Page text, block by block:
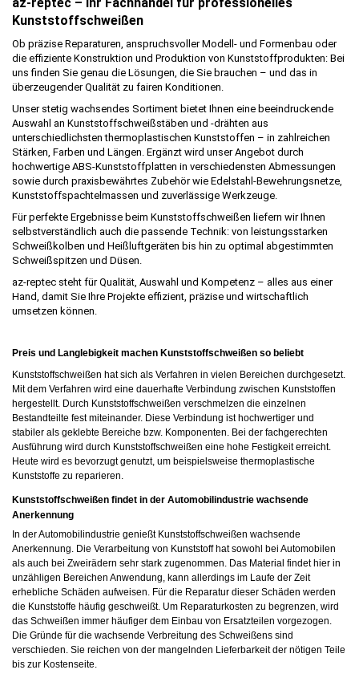
Kunststoffschweißen
Ob präzise Reparaturen, anspruchsvoller Modell- und Formenbau oder
die effiziente Konstruktion und Produktion von Kunststoffprodukten: Bei
uns finden Sie genau die Lösungen, die Sie brauchen – und das in
überzeugender Qualität zu fairen Konditionen.
Unser stetig wachsendes Sortiment bietet Ihnen eine beeindruckende
Auswahl an Kunststoffschweißstäben und -drähten aus
unterschiedlichsten thermoplastischen Kunststoffen – in zahlreichen
Stärken, Farben und Längen. Ergänzt wird unser Angebot durch
hochwertige ABS-Kunststoffplatten in verschiedensten Abmessungen
sowie durch praxisbewährtes Zubehör wie Edelstahl-Bewehrungsnetze,
Kunststoffspachtelmassen und zuverlässige Werkzeuge.
Für perfekte Ergebnisse beim Kunststoffschweißen liefern wir Ihnen
selbstverständlich auch die passende Technik: von leistungsstarken
Schweißkolben und Heißluftgeräten bis hin zu optimal abgestimmten
Schweißspitzen und Düsen.
az-reptec steht für Qualität, Auswahl und Kompetenz – alles aus einer
Hand, damit Sie Ihre Projekte effizient, präzise und wirtschaftlich
umsetzen können.
Preis und Langlebigkeit machen Kunststoffschweißen so beliebt
Kunststoffschweißen hat sich als Verfahren in vielen Bereichen durchgesetzt.
Mit dem Verfahren wird eine dauerhafte Verbindung zwischen Kunststoffen
hergestellt. Durch Kunststoffschweißen verschmelzen die einzelnen
Bestandteilte fest miteinander. Diese Verbindung ist hochwertiger und
stabiler als geklebte Bereiche bzw. Komponenten. Bei der fachgerechten
Ausführung wird durch Kunststoffschweißen eine hohe Festigkeit erreicht.
Heute wird es bevorzugt genutzt, um beispielsweise thermoplastische
Kunststoffe zu reparieren.
Kunststoffschweißen findet in der Automobilindustrie wachsende
Anerkennung
In der Automobilindustrie genießt Kunststoffschweißen wachsende
Anerkennung. Die Verarbeitung von Kunststoff hat sowohl bei Automobilen
als auch bei Zweirädern sehr stark zugenommen. Das Material findet hier in
unzähligen Bereichen Anwendung, kann allerdings im Laufe der Zeit
erhebliche Schäden aufweisen. Für die Reparatur dieser Schäden werden
die Kunststoffe häufig geschweißt. Um Reparaturkosten zu begrenzen, wird
das Schweißen immer häufiger dem Einbau von Ersatzteilen vorgezogen.
Die Gründe für die wachsende Verbreitung des Schweißens sind
verschieden. Sie reichen von der mangelnden Lieferbarkeit der nötigen Teile
bis zur Kostenseite.